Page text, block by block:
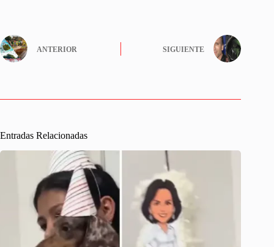
ANTERIOR SIGUIENTE
Entradas Relacionadas